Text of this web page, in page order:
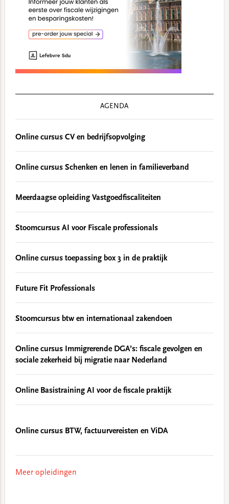
AGENDA
Online cursus CV en bedrijfsopvolging
Online cursus Schenken en lenen in familieverband
Meerdaagse opleiding Vastgoedfiscaliteiten
Stoomcursus AI voor Fiscale professionals
Online cursus toepassing box 3 in de praktijk
Future Fit Professionals
Stoomcursus btw en internationaal zakendoen
Online cursus Immigrerende DGA’s: fiscale gevolgen en
sociale zekerheid bij migratie naar Nederland
Online Basistraining AI voor de fiscale praktijk
Online cursus BTW, factuurvereisten en ViDA
Meer opleidingen